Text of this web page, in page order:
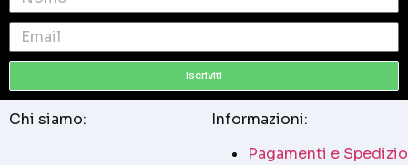
Iscriviti
Chi siamo:
Informazioni:
Pagamenti e